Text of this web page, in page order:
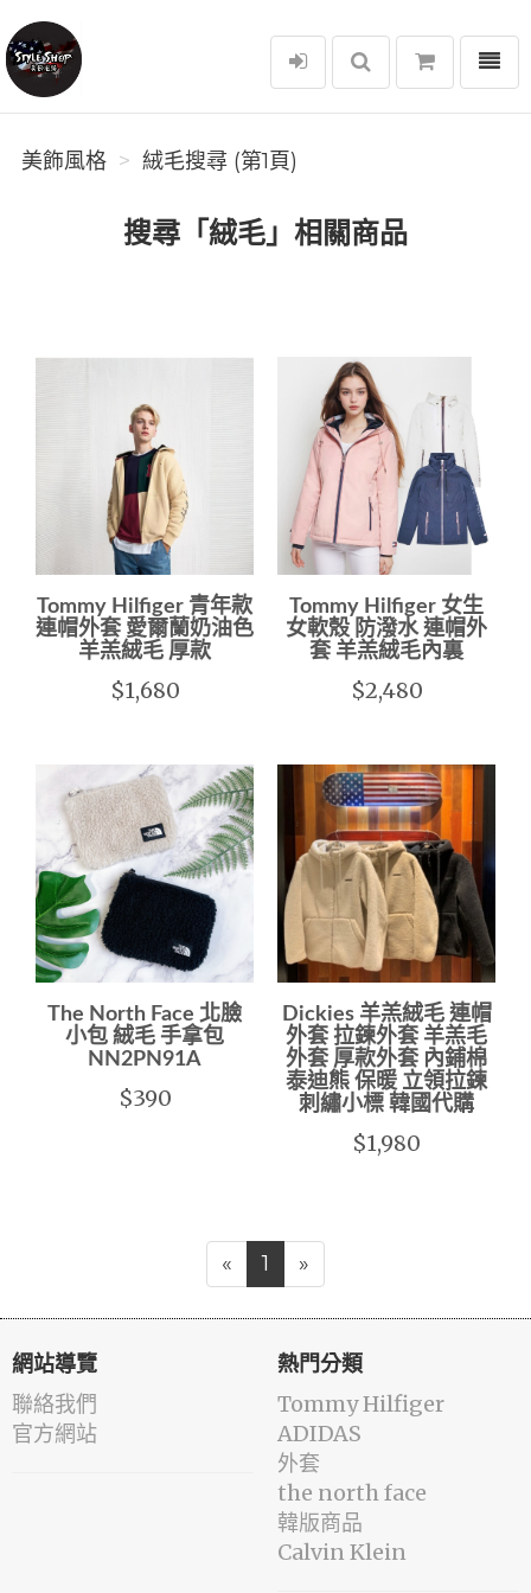
美飾風格
選單
美飾風格 絨毛搜尋 (第1頁)
搜尋「絨毛」相關商品
Tommy Hilfiger 青年款
連帽外套 愛爾蘭奶油色
羊羔絨毛 厚款
$1,680
Tommy Hilfiger 女生
女軟殼 防潑水 連帽外
套 羊羔絨毛內裏
$2,480
The North Face 北臉
小包 絨毛 手拿包
NN2PN91A
$390
Dickies 羊羔絨毛 連帽
外套 拉鍊外套 羊羔毛
外套 厚款外套 內鋪棉
泰迪熊 保暖 立領拉鍊
刺繡小標 韓國代購
$1,980
« 1 »
網站導覽
聯絡我們
官方網站
熱門分類
Tommy Hilfiger
ADIDAS
外套
the north face
韓版商品
Calvin Klein